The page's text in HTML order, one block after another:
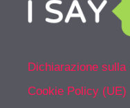
Dichiarazione
Cookie Policy (UE)